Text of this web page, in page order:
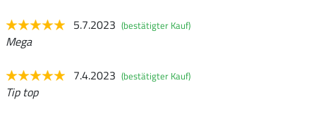
5.7.2023 (bestätigter Kauf)
Mega
7.4.2023 (bestätigter Kauf)
Tip top